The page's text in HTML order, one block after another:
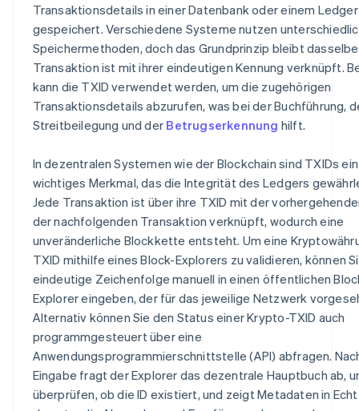
Transaktionsdetails in einer Datenbank oder einem Ledger
gespeichert. Verschiedene Systeme nutzen
Speichermethoden, doch das Grundprinzip bleibt
Transaktion ist mit ihrer eindeutigen Kennung verknüpft.
kann die TXID verwendet werden, um die zugehörigen
Transaktionsdetails abzurufen, was bei der Buchführung,
Streitbeilegung und der Betrugserkennung hilft.
In dezentralen Systemen wie der Blockchain sind TXIDs ein
wichtiges Merkmal, das die Integrität des Ledgers
Jede Transaktion ist über ihre TXID mit der
der nachfolgenden Transaktion verknüpft, wodurch eine
unveränderliche Blockkette entsteht. Um eine
TXID mithilfe eines Block-Explorers zu validieren, können
eindeutige Zeichenfolge manuell in einen öffentlichen
Explorer eingeben, der für das jeweilige Netzwerk
Alternativ können Sie den Status einer Krypto-TXID auch
programmgesteuert über eine
Anwendungsprogrammierschnittstelle (API) abfragen.
Eingabe fragt der Explorer das dezentrale Hauptbuch ab,
überprüfen, ob die ID existiert, und zeigt Metadaten in